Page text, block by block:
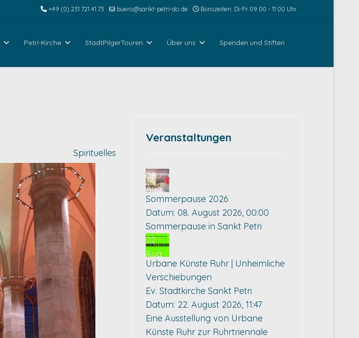
+49 (0) 231 721 41 73 buero@sankt-petri-do.de Bürozeiten: Di-Fr 09:00 - 11:00 Uhr
Petri-Kirche StadtPilgerTouren Über uns Spenden und Stiften
Spirituelles
Veranstaltungen
08
Aug.
Sommerpause 2026
Datum: 08. August 2026, 00:00
Sommerpause in Sankt Petri
22
Aug.
Urbane Künste Ruhr | Unheimliche
Verschiebungen
Ev. Stadtkirche Sankt Petri
Datum: 22. August 2026, 11:47
Eine Ausstellung von Urbane
Künste Ruhr zur Ruhrtriennale